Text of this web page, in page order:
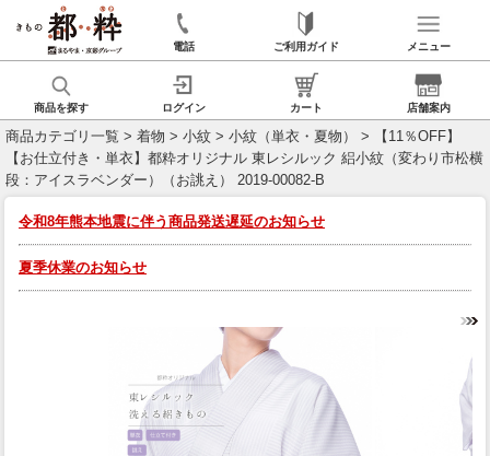
電話 ご利用ガイド メニュー
商品を探す ログイン カート 店舗案内
商品カテゴリ一覧 > 着物 > 小紋 > 小紋（単衣・夏物）
> 【11％OFF】
【お仕立付き・単衣】都粋オリジナル 東レシルック 絽小紋（変わり市松横
段：アイスラベンダー）（お誂え） 2019-00082-B
令和8年熊本地震に伴う商品発送遅延のお知らせ
夏季休業のお知らせ